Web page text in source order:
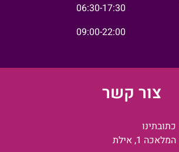
06:30-17:30
09:00-22:00
צור קשר
כתובתינו
המלאכה 1, אילת